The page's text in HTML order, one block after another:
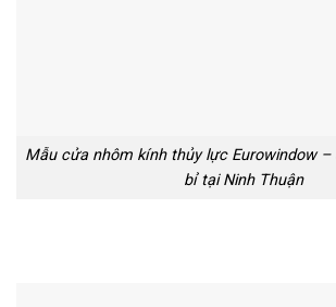
Mẫu cửa nhôm kính thủy lực Eurowindow –
bỉ tại Ninh Thuận